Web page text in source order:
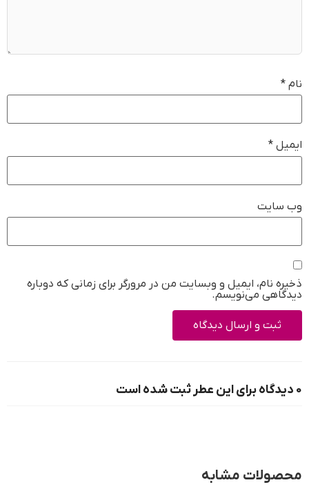
نام *
ایمیل *
وب‌ سایت
ذخیره نام، ایمیل و وبسایت من در مرورگر برای زمانی که دوباره
دیدگاهی می‌نویسم.
0 دیدگاه برای این عطر ثبت شده است
محصولات مشابه